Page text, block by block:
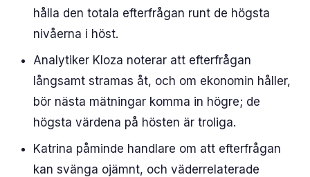
hålla den totala efterfrågan runt de högsta
nivåerna i höst.
Analytiker Kloza noterar att efterfrågan
långsamt stramas åt, och om ekonomin håller,
bör nästa mätningar komma in högre; de
högsta värdena på hösten är troliga.
Katrina påminde handlare om att efterfrågan
kan svänga ojämnt, och väderrelaterade